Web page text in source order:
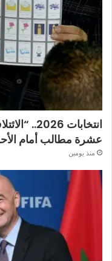
انتخابات
عشرة مطالب أمام
منذ يومين